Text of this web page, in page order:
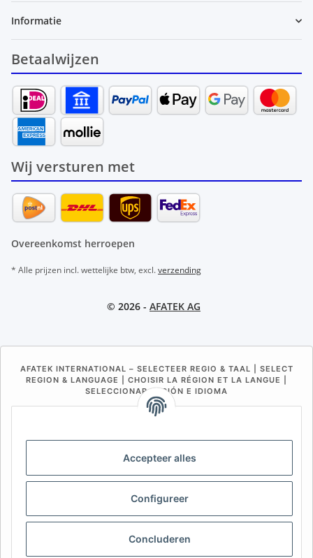
Accepteer alles
Configureer
Concluderen
Informatie
Betaalwijzen
Wij versturen met
Overeenkomst herroepen
* Alle prijzen incl. wettelijke btw, excl.verzending
© 2026 - AFATEK AG
AFATEK INTERNATIONAL – SELECTEER REGIO & TAAL | SELECT
REGION & LANGUAGE | CHOISIR LA RÉGION ET LA LANGUE |
SELECCIONAR REGIÓN E IDIOMA
CH (IT) BE (NL) BE (FR) NL
USA
SE FI CZ HU SK
RO HR